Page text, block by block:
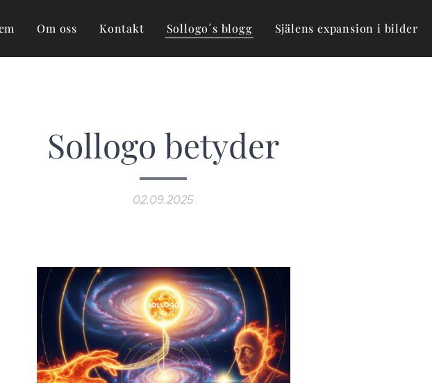
Om oss Kontakt Sollogo´s blogg Själens expansion i bilder
Sollogo betyder
02.09.2025